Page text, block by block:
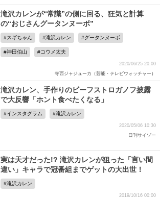
滝沢カレンが“常識”の側に回る、狂気と計算
の“おじさんグータンヌーボ”
スギちゃん 滝沢カレン グータンヌーボ
神田伯山 コウメ太夫
2020/06/25 20:00
寺西ジャジューカ（芸能・テレビウォッチャー）
滝沢カレン、手作りのビーフストロガノフ披露
で大反響「ホント食べたくなる」
インスタグラム 滝沢カレン
2020/05/06 10:30
日刊サイゾー
実は天才だった!? 滝沢カレンが狙った「言い間
違い」キャラで冠番組までゲットの大出世！
滝沢カレン
2019/10/16 00:00